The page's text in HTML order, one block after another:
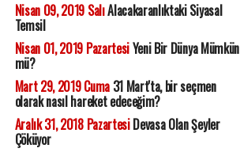
Nisan 09, 2019 SalıAlacakaranlıktaki Siyasal
Temsil
Nisan 01, 2019 PazartesiYeni Bir Dünya Mümkün
mü?
Mart 29, 2019 Cuma31 Mart'ta, bir seçmen
olarak nasıl hareket edeceğim?
Aralık 31, 2018 PazartesiDevasa Olan Şeyler
Çöküyor